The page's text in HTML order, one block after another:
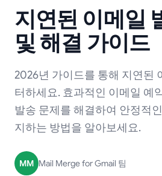
지연된 이메일
및 해결 가이드
2026년 가이드를 통해 지연된
터하세요. 효과적인 이메일 예
발송 문제를 해결하여 안정적
지하는 방법을 알아보세요.
MM Mail Merge for Gmail 팀